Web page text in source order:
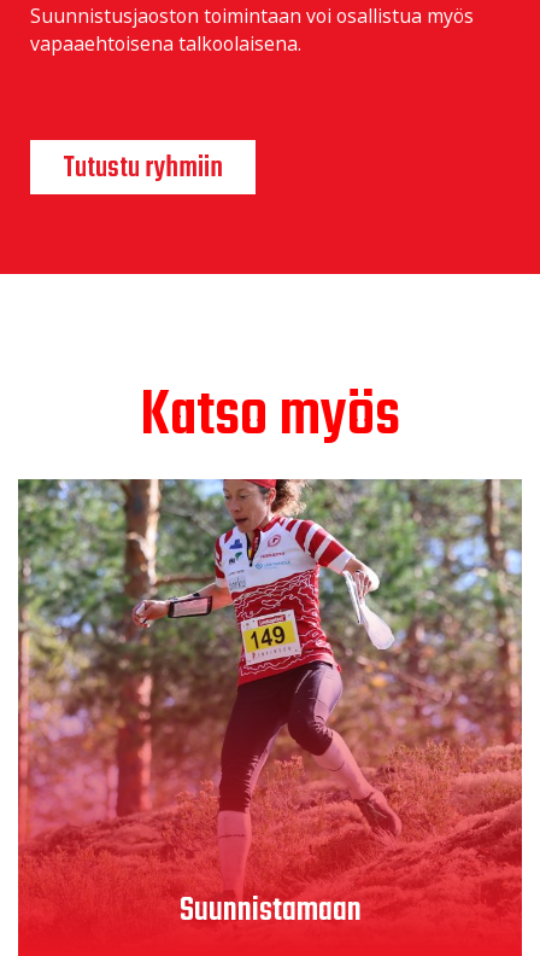
Suunnistusjaoston toimintaan voi osallistua myös
vapaaehtoisena talkoolaisena.
Tutustu ryhmiin
Katso myös
Suunnistamaan